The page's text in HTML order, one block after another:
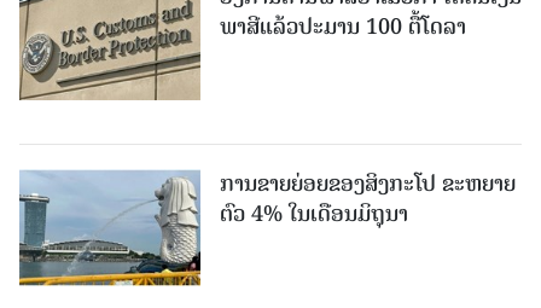
ພາສີແລ້ວປະມານ 100 ຕື້ໂດລາ
ການຂາຍຍ່ອຍຂອງສິງກະໂປ ຂະຫຍາຍ
ຕົວ 4% ໃນເດືອນມິຖຸນາ